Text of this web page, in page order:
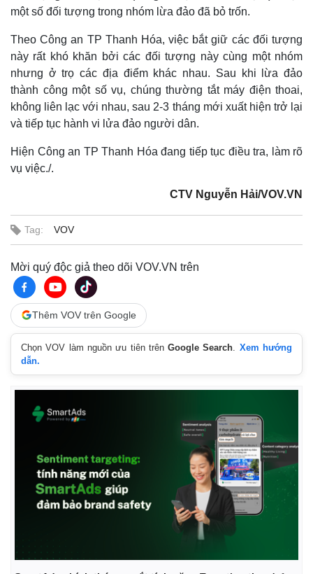
một số đối tượng trong nhóm lừa đảo đã bỏ trốn.
Theo Công an TP Thanh Hóa, việc bắt giữ các đối tượng
này rất khó khăn bởi các đối tượng này cùng một nhóm
nhưng ở trọ các địa điểm khác nhau. Sau khi lừa đảo
thành công một số vụ, chúng thường tắt máy điện thoai,
không liên lạc với nhau, sau 2-3 tháng mới xuất hiện trở lại
và tiếp tục hành vi lửa đảo người dân.
Hiện Công an TP Thanh Hóa đang tiếp tục điều tra, làm rõ
vụ việc./.
CTV Nguyễn Hải/VOV.VN
Tag: VOV
Mời quý độc giả theo dõi VOV.VN trên
Thêm VOV trên Google
Chọn VOV làm nguồn ưu tiên trênGoogle Search
Xem hướng
dẫn.